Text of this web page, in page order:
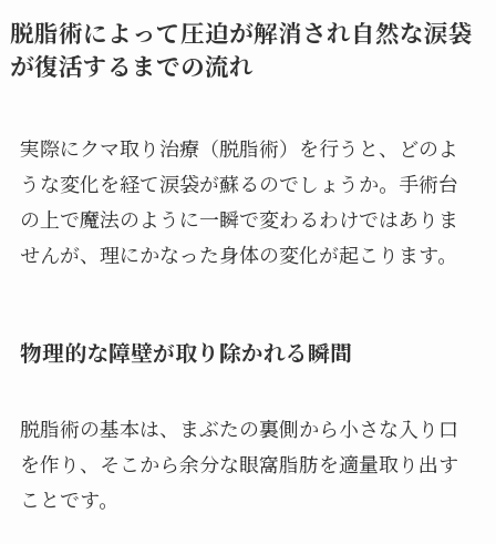
脱脂術によって圧迫が解消され自然な涙袋
が復活するまでの流れ
実際にクマ取り治療（脱脂術）を行うと、どのよ
うな変化を経て涙袋が蘇るのでしょうか。手術台
の上で魔法のように一瞬で変わるわけではありま
せんが、理にかなった身体の変化が起こります。
物理的な障壁が取り除かれる瞬間
脱脂術の基本は、まぶたの裏側から小さな入り口
を作り、そこから余分な眼窩脂肪を適量取り出す
ことです。